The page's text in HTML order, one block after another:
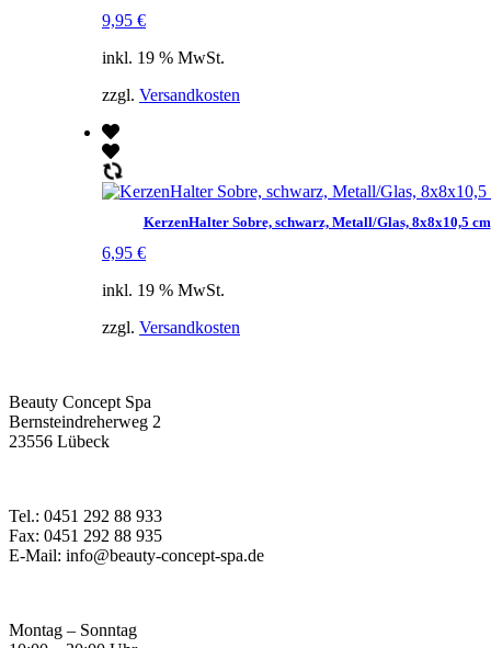
9,95 €
inkl. 19 % MwSt.
zzgl. Versandkosten
KerzenHalter Sobre, schwarz, Metall/Glas, 8x8x10,5 cm
6,95 €
inkl. 19 % MwSt.
zzgl. Versandkosten
Beauty Concept Spa
Bernsteindreherweg 2
23556 Lübeck
Tel.: 0451 292 88 933
Fax: 0451 292 88 935
E-Mail: info@beauty-concept-spa.de
Montag – Sonntag